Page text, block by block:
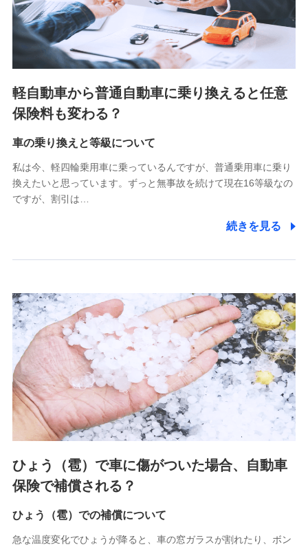
SBIペット少額短期保険株式会社 (https://www.sbipet-
ssi.co.jp/)
SBIリスタ少額短期保険会社
(https://www.jishin.co.jp/)
スマートプラス少額短期保険株式会社
チューリッヒ少額短期保険株式会社
(https://www.zurichssi.co.jp/)
(https://www.tokiomarine-x.co.jp/)
(https://pshoken.co.jp/)
リトルファミリー少額短期保険株式会社
(https://www.littlefamily-ssi.com/)
郵便、電話、およびＥメール等により、当社と取引のあるも
た維持管理等の委託業務遂行のため、またそれらに付帯、関
連する当社および提携会社のサービスを案内、提供するため
（なお、当社は複数の保険会社と取引があり、取得した個人
情報を取引のある他の保険会社の商品・サービスをご提案す
るために利用させていただくことがあります。）
上記に係る連絡・手続き・管理等付帯業務を行うため
3.セミナー募集サイトから取得した個人情報
各種セミナーの案内、開催のため
上記に係る連絡・手続き・管理等付帯業務を行うため
4.家族・友達紹介にて取得した個人情報
被紹介者への連絡、及び当社と取引のあるもしくは委託を受
けている保険会社・提携会社の保険その他に関する情報を提
供し、金融商品等の契約を勧奨するため
アンケートやキャンペーン等の実施のため
上記に係る連絡・手続き・管理等付帯業務を行うため
軽自動車から普通自動車に乗り換えると任意
保険料も変わる？
車の乗り換えと等級について
私は今、軽四輪乗用車に乗っているんですが、普通乗用車に乗り
換えたいと思っています。ずっと無事故を続けて現在16等級なの
ですが、割引は…
続きを見る
ひょう（雹）で車に傷がついた場合、自動車
保険で補償される？
ひょう（雹）での補償について
急な温度変化でひょうが降ると、車の窓ガラスが割れたり、ボン